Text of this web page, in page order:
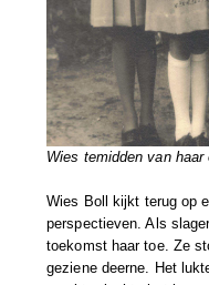
Wies temidden van
Wies Boll kijkt terug op
perspectieven. Als
toekomst haar toe. Ze
geziene deerne. Het